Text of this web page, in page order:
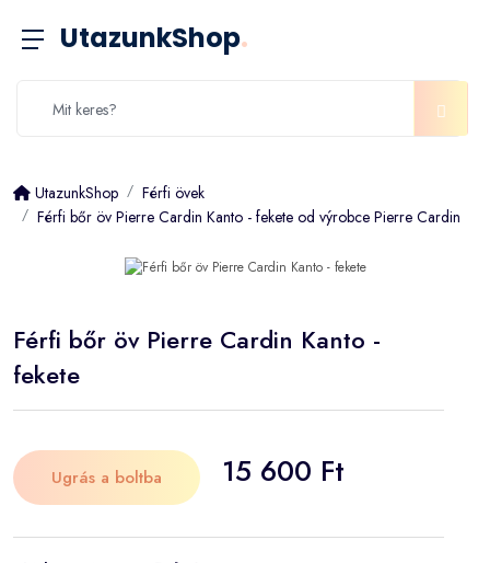
UtazunkShop.
UtazunkShop
Férfi övek
Férfi bőr öv Pierre Cardin Kanto - fekete od výrobce Pierre Cardin
Férfi bőr öv Pierre Cardin Kanto -
fekete
Ugrás a boltba 15 600 Ft